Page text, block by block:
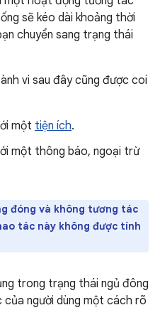
sẽ kéo dài khoảng thời
chuyển sang trạng thái
vi sau đây cũng được coi
một tiện ích.
một thông báo, ngoại trừ
đóng và không tương tác
tác này không được tính
trong trạng thái ngủ đông
người dùng một cách rõ